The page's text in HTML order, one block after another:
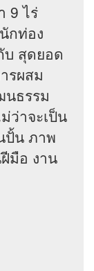
ไร่
กท่อง
บ สุดยอด
รผสม
นธรรม
ว่าจะเป็น
ปั้น ภาพ
มือ งาน